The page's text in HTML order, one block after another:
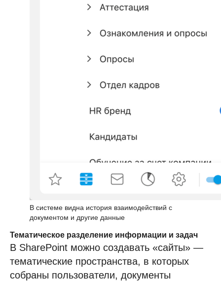
В системе видна история взаимодействий с
документом и другие данные
Тематическое разделение информации и задач
В SharePoint можно создавать «сайты» —
тематические пространства, в которых
собраны пользователи, документы